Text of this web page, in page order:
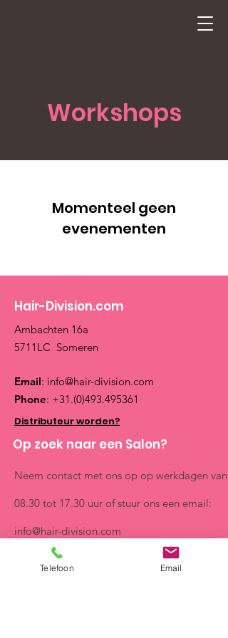
Workshops
Momenteel geen
evenementen
Hair-Division.com
Ambachten 16a
5711LC Someren
Email: info@hair-division.com
Phone: +31.(0)493.495361
Distributeur worden?
Op zoek naar een Salon?
Neem contact met ons op op werkdagen van
08.30 tot 17.30 uur of stuur ons een email:
info@hair-division.com
Quick Links
Telefoon Email